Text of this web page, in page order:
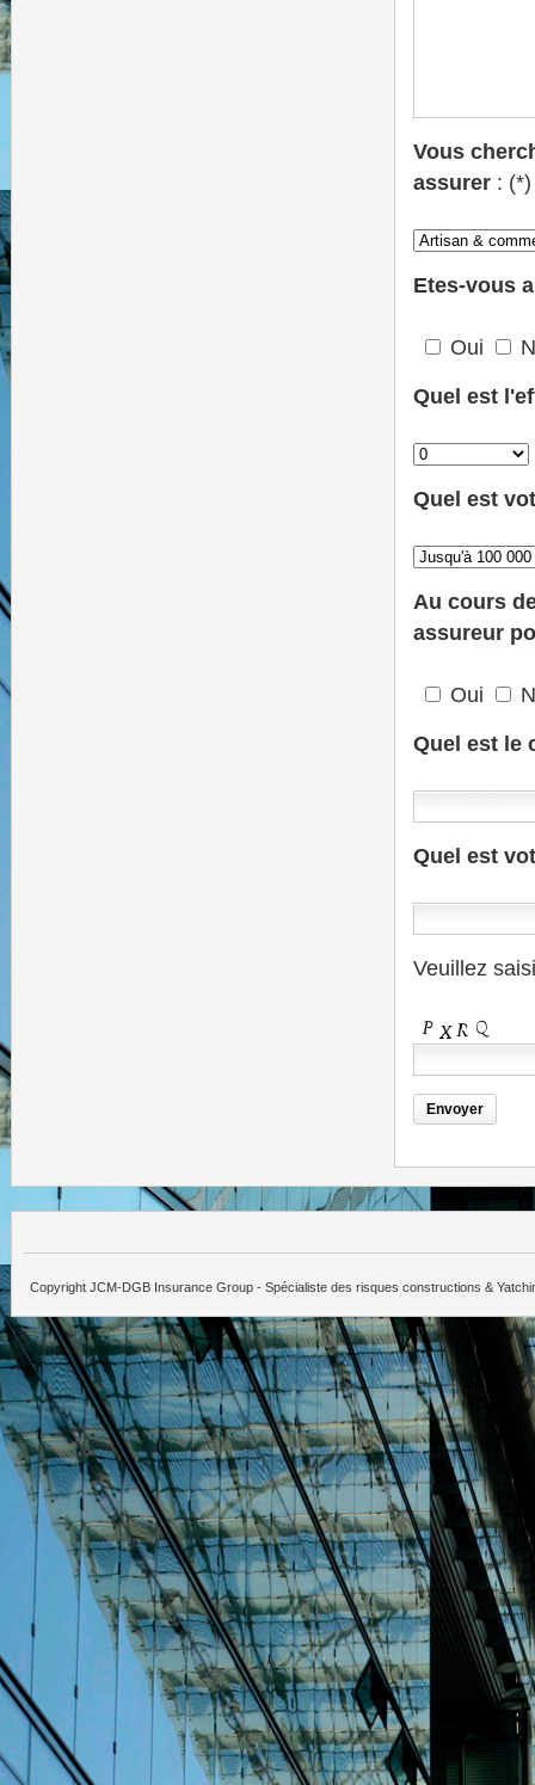
Vous
assurer : (*)
Etes-vous
Oui
Quel est
Quel est
Au cours
assureur
Oui
Quel est le
Quel est
Veuillez
Copyright JCM-DGB Insurance Group - Spécialiste des risques constructions &